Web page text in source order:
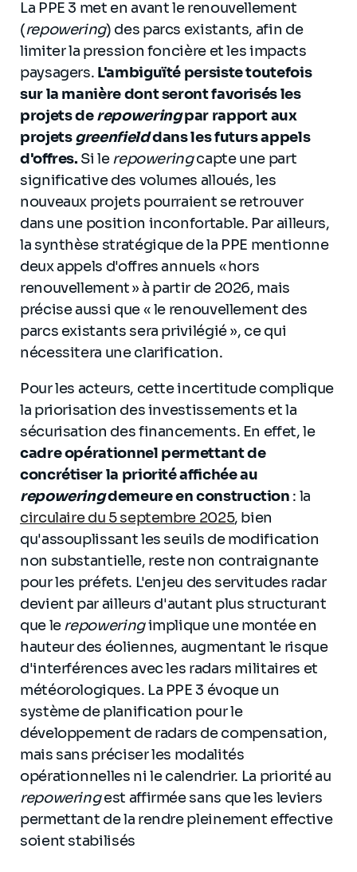
La PPE 3 met en avant le renouvellement
(repowering) des parcs existants, afin de
limiter la pression foncière et les impacts
paysagers. L'ambiguïté persiste toutefois
sur la manière dont seront favorisés les
projets derepoweringpar rapport aux
projetsgreenfielddans les futurs appels
d'offres. Si lerepoweringcapte une part
significative des volumes alloués, les
nouveaux projets pourraient se retrouver
dans une position inconfortable. Par ailleurs,
la synthèse stratégique de la PPE mentionne
deux appels d'offres annuels « hors
renouvellement » à partir de 2026, mais
précise aussi que « le renouvellement des
parcs existants sera privilégié », ce qui
nécessitera une clarification.
Pour les acteurs, cette incertitude complique
la priorisation des investissements et la
sécurisation des financements. En effet, le
cadre opérationnel permettant de
concrétiser la priorité affichée au
repoweringdemeure en construction : la
circulaire du 5 septembre 2025, bien
qu'assouplissant les seuils de modification
non substantielle, reste non contraignante
pour les préfets. L'enjeu des servitudes radar
devient par ailleurs d'autant plus structurant
que lerepoweringimplique une montée en
hauteur des éoliennes, augmentant le risque
d'interférences avec les radars militaires et
météorologiques. La PPE 3 évoque un
système de planification pour le
développement de radars de compensation,
mais sans préciser les modalités
opérationnelles ni le calendrier. La priorité au
repoweringest affirmée sans que les leviers
permettant de la rendre pleinement effective
soient stabilisés